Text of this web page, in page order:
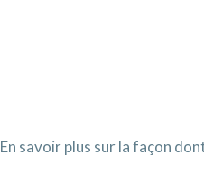
En savoir plus sur la façon